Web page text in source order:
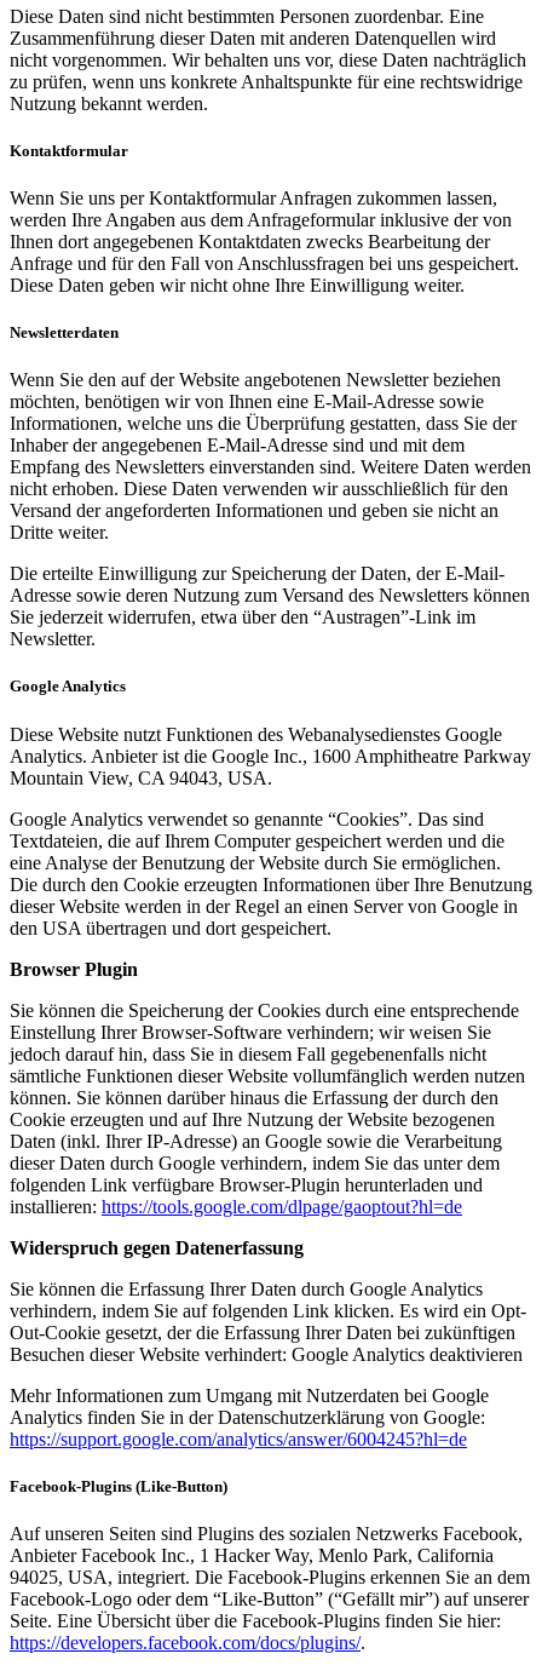
Diese Daten sind nicht bestimmten Personen zuordenbar. Eine
Zusammenführung dieser Daten mit anderen Datenquellen wird
nicht vorgenommen. Wir behalten uns vor, diese Daten nachträglich
zu prüfen, wenn uns konkrete Anhaltspunkte für eine rechtswidrige
Nutzung bekannt werden.
Kontaktformular
Wenn Sie uns per Kontaktformular Anfragen zukommen lassen,
werden Ihre Angaben aus dem Anfrageformular inklusive der von
Ihnen dort angegebenen Kontaktdaten zwecks Bearbeitung der
Anfrage und für den Fall von Anschlussfragen bei uns gespeichert.
Diese Daten geben wir nicht ohne Ihre Einwilligung weiter.
Newsletterdaten
Wenn Sie den auf der Website angebotenen Newsletter beziehen
möchten, benötigen wir von Ihnen eine E-Mail-Adresse sowie
Informationen, welche uns die Überprüfung gestatten, dass Sie der
Inhaber der angegebenen E-Mail-Adresse sind und mit dem
Empfang des Newsletters einverstanden sind. Weitere Daten werden
nicht erhoben. Diese Daten verwenden wir ausschließlich für den
Versand der angeforderten Informationen und geben sie nicht an
Dritte weiter.
Die erteilte Einwilligung zur Speicherung der Daten, der E-Mail-
Adresse sowie deren Nutzung zum Versand des Newsletters können
Sie jederzeit widerrufen, etwa über den “Austragen”-Link im
Newsletter.
Google Analytics
Diese Website nutzt Funktionen des Webanalysedienstes Google
Analytics. Anbieter ist die Google Inc., 1600 Amphitheatre Parkway
Mountain View, CA 94043, USA.
Google Analytics verwendet so genannte “Cookies”. Das sind
Textdateien, die auf Ihrem Computer gespeichert werden und die
eine Analyse der Benutzung der Website durch Sie ermöglichen.
Die durch den Cookie erzeugten Informationen über Ihre Benutzung
dieser Website werden in der Regel an einen Server von Google in
den USA übertragen und dort gespeichert.
Browser Plugin
Sie können die Speicherung der Cookies durch eine entsprechende
Einstellung Ihrer Browser-Software verhindern; wir weisen Sie
jedoch darauf hin, dass Sie in diesem Fall gegebenenfalls nicht
sämtliche Funktionen dieser Website vollumfänglich werden nutzen
können. Sie können darüber hinaus die Erfassung der durch den
Cookie erzeugten und auf Ihre Nutzung der Website bezogenen
Daten (inkl. Ihrer IP-Adresse) an Google sowie die Verarbeitung
dieser Daten durch Google verhindern, indem Sie das unter dem
folgenden Link verfügbare Browser-Plugin herunterladen und
installieren: https://tools.google.com/dlpage/gaoptout?hl=de
Widerspruch gegen Datenerfassung
Sie können die Erfassung Ihrer Daten durch Google Analytics
verhindern, indem Sie auf folgenden Link klicken. Es wird ein Opt-
Out-Cookie gesetzt, der die Erfassung Ihrer Daten bei zukünftigen
Besuchen dieser Website verhindert: Google Analytics deaktivieren
Mehr Informationen zum Umgang mit Nutzerdaten bei Google
Analytics finden Sie in der Datenschutzerklärung von Google:
https://support.google.com/analytics/answer/6004245?hl=de
Facebook-Plugins (Like-Button)
Auf unseren Seiten sind Plugins des sozialen Netzwerks Facebook,
Anbieter Facebook Inc., 1 Hacker Way, Menlo Park, California
94025, USA, integriert. Die Facebook-Plugins erkennen Sie an dem
Facebook-Logo oder dem “Like-Button” (“Gefällt mir”) auf unserer
Seite. Eine Übersicht über die Facebook-Plugins finden Sie hier:
https://developers.facebook.com/docs/plugins/.